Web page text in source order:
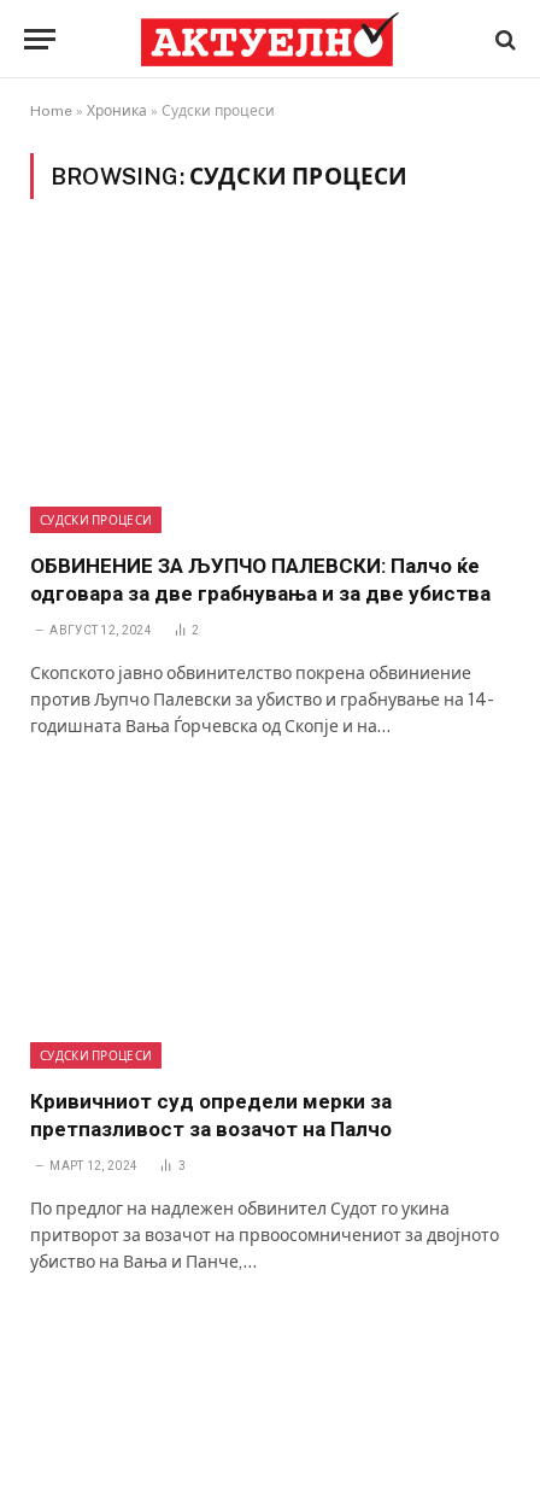
Home » Хроника » Судски процеси
BROWSING: СУДСКИ ПРОЦЕСИ
СУДСКИ ПРОЦЕСИ
ОБВИНЕНИЕ ЗА ЉУПЧО ПАЛЕВСКИ: Палчо ќе
одговара за две грабнувања и за две убиства
АВГУСТ 12, 2024 2
Скопското јавно обвинителство покрена обвиниение
против Љупчо Палевски за убиство и грабнување на 14-
годишната Вања Ѓорчевска од Скопје и на…
СУДСКИ ПРОЦЕСИ
Кривичниот суд определи мерки за
претпазливост за возачот на Палчо
МАРТ 12, 2024 3
По предлог на надлежен обвинител Судот го укина
притворот за возачот на првоосомничениот за двојното
убиство на Вања и Панче,…